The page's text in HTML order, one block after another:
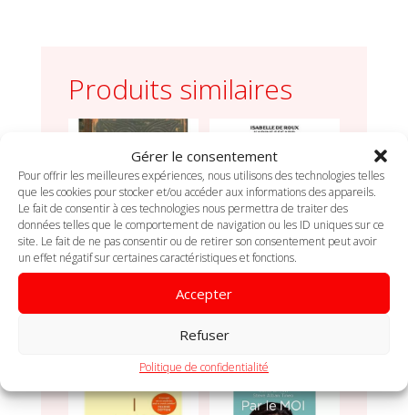
Gérer le consentement
Pour offrir les meilleures expériences, nous utilisons des technologies telles
que les cookies pour stocker et/ou accéder aux informations des appareils.
Le fait de consentir à ces technologies nous permettra de traiter des
données telles que le comportement de navigation ou les ID uniques sur ce
site. Le fait de ne pas consentir ou de retirer son consentement peut avoir
un effet négatif sur certaines caractéristiques et fonctions.
Accepter
Refuser
Politique de confidentialité
Produits similaires
Le Livre des
Routsis Savas
CHF25.00
Ma famille, mes
du lien quand il fait
mal – Albin Michel